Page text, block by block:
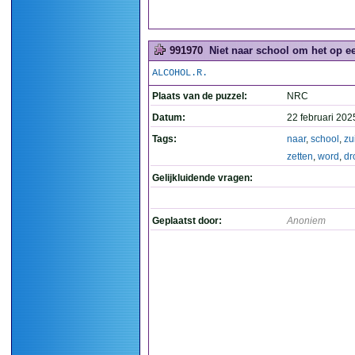
991970 Niet naar school om het op
ALCOHOL.R.
Plaats van de puzzel:
NRC
Datum:
22 februari
Tags:
naar, school ,
zetten, word ,
Gelijkluidende vragen:
Geplaatst door: Anoniem